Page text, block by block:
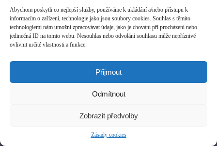
Abychom poskytli co nejlepší služby, používáme k ukládání a/nebo přístupu k
informacím o zařízení, technologie jako jsou soubory cookies. Souhlas s těmito
technologiemi nám umožní zpracovávat údaje, jako je chování při procházení nebo
jedinečná ID na tomto webu. Nesouhlas nebo odvolání souhlasu může nepříznivě
ovlivnit určité vlastnosti a funkce.
Přijmout
Odmítnout
Zobrazit předvolby
Zásady cookies